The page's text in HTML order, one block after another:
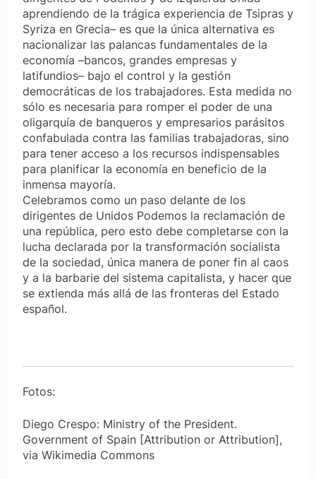
aprendiendo de la trágica experiencia de Tsipras y
Syriza en Grecia– es que la única alternativa es
nacionalizar las palancas fundamentales de la
economía –bancos, grandes empresas y
latifundios– bajo el control y la gestión
democráticas de los trabajadores. Esta medida no
sólo es necesaria para romper el poder de una
oligarquía de banqueros y empresarios parásitos
confabulada contra las familias trabajadoras, sino
para tener acceso a los recursos indispensables
para planificar la economía en beneficio de la
inmensa mayoría.
Celebramos como un paso delante de los
dirigentes de Unidos Podemos la reclamación de
una república, pero esto debe completarse con la
lucha declarada por la transformación socialista
de la sociedad, única manera de poner fin al caos
y a la barbarie del sistema capitalista, y hacer que
se extienda más allá de las fronteras del Estado
español.
Fotos:
Diego Crespo: Ministry of the President.
Government of Spain [Attribution or Attribution],
via Wikimedia Commons